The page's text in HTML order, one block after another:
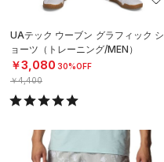
UAテック ウーブン グラフィック シ
ョーツ（トレーニング/MEN）
￥3,080 30%OFF
￥4,400